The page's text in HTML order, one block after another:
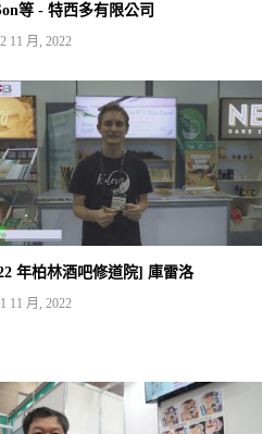
等 - 特西多有限公司
11 月, 2022
年柏林酒吧修道院] 庫雷洛
11 月, 2022